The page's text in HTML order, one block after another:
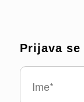
Prijava